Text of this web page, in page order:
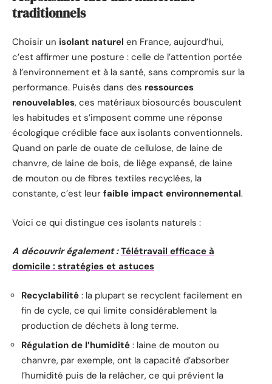
traditionnels
Choisir un isolant naturel en France, aujourd’hui,
c’est affirmer une posture : celle de l’attention portée
à l’environnement et à la santé, sans compromis sur la
performance. Puisés dans des ressources
renouvelables, ces matériaux biosourcés bousculent
les habitudes et s’imposent comme une réponse
écologique crédible face aux isolants conventionnels.
Quand on parle de ouate de cellulose, de laine de
chanvre, de laine de bois, de liège expansé, de laine
de mouton ou de fibres textiles recyclées, la
constante, c’est leur faible impact environnemental.
Voici ce qui distingue ces isolants naturels :
A découvrir également : Télétravail efficace à
domicile : stratégies et astuces
Recyclabilité : la plupart se recyclent facilement en
fin de cycle, ce qui limite considérablement la
production de déchets à long terme.
Régulation de l’humidité : laine de mouton ou
chanvre, par exemple, ont la capacité d’absorber
l’humidité puis de la relâcher, ce qui prévient la